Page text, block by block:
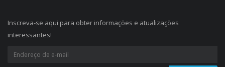
Inscreva-se aqui para obter informações e atualizações
interessantes!